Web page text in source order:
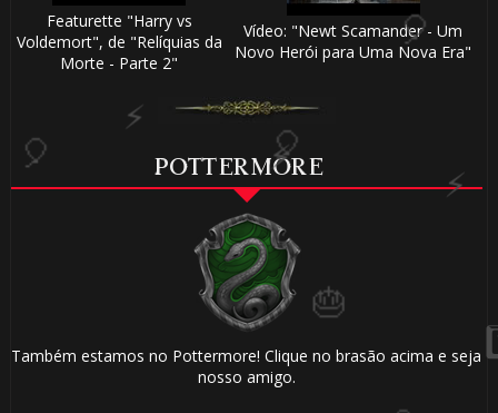
Featurette "Harry vs
Voldemort", de "Relíquias da
Morte - Parte 2"
Vídeo: "Newt Scamander - Um
Novo Herói para Uma Nova Era"
POTTERMORE
Também estamos no Pottermore! Clique no brasão acima e seja
nosso amigo.